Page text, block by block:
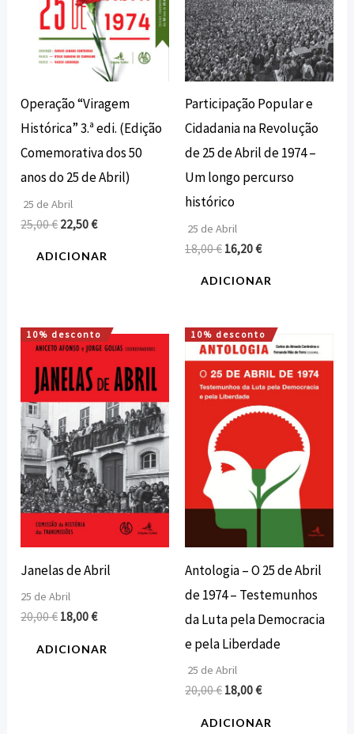
Operação “Viragem
Histórica” 3.ª edi. (Edição
Comemorativa dos 50
anos do 25 de Abril)
25 de Abril
25,00€ 22,50€
ADICIONAR
Participação Popular e
Cidadania na Revolução
de 25 de Abril de 1974 –
Um longo percurso
histórico
25 de Abril
18,00€ 16,20€
ADICIONAR
10% desconto
Janelas de Abril
25 de Abril
20,00€
O
preço
original
era:
20,00 €.
18,00€
O
preço
atual
é:
18,00 €.
ADICIONAR
10% desconto
Antologia – O 25 de Abril
de 1974 – Testemunhos
da Luta pela Democracia
e pela Liberdade
25 de Abril
20,00€
O
preço
original
era:
20,00 €.
18,00€
O
preço
atual
é:
ADICIONAR